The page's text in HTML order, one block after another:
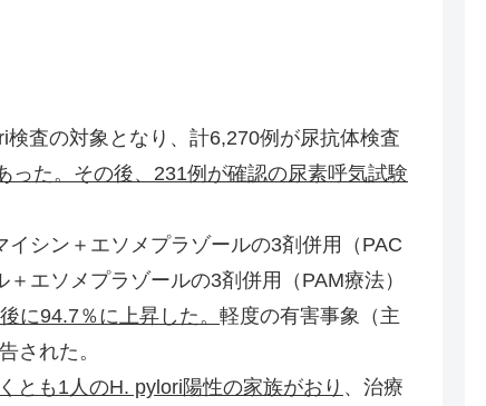
査の対象となり、計6,270例が尿抗体検査
った。その後、231例が確認の尿素呼気試験
シン＋エソメプラゾールの3剤併用（PAC
エソメプラゾールの3剤併用（PAM療法）
に94.7％に上昇した。 軽度の有害事象（主
された。
とも1人のH. pylori陽性の家族がおり 、治療